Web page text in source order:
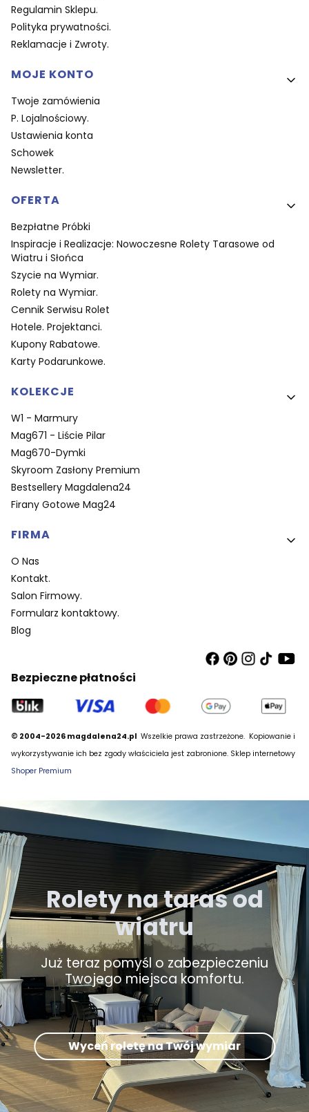
Regulamin Sklepu.
Polityka prywatności.
Reklamacje i Zwroty.
MOJE KONTO
Twoje zamówienia
P. Lojalnościowy.
Ustawienia konta
Schowek
Newsletter.
OFERTA
Bezpłatne Próbki
Inspiracje i Realizacje: Nowoczesne Rolety Tarasowe od
Wiatru i Słońca
Szycie na Wymiar.
Rolety na Wymiar.
Cennik Serwisu Rolet
Hotele. Projektanci.
Kupony Rabatowe.
Karty Podarunkowe.
KOLEKCJE
W1 - Marmury
Mag671 - Liście Pilar
Mag670-Dymki
Skyroom Zasłony Premium
Bestsellery Magdalena24
Firany Gotowe Mag24
FIRMA
O Nas
Kontakt.
Salon Firmowy.
Formularz kontaktowy.
Blog
Bezpieczne płatności
© 2004-2026 magdalena24.pl Wszelkie prawa zastrzeżone. Kopiowanie i
wykorzystywanie ich bez zgody właściciela jest zabronione. Sklep internetowy
Shoper Premium
Rolety na taras od
wiatru
Już teraz pomyśl o zabezpieczeniu
Twojego miejsca komfortu.
Wyceń roletę na Twój wymiar